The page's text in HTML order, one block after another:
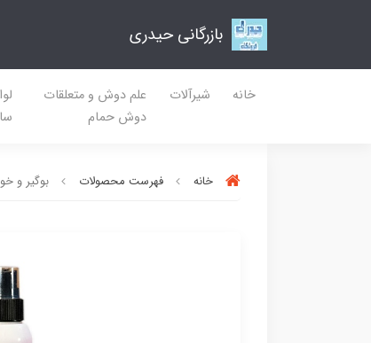
بازرگانی حیدری
خانه شیرآلات
علم دوش و متعلقات
دوش حمام
خانه فهرست محصولات بوگیر و